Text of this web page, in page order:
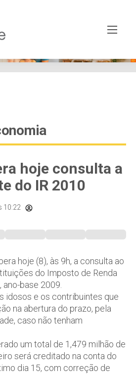
hoje consulta a
do IR 2010
10:22
hoje (8), às 9h, a consulta ao
do Imposto de Renda
base 2009.
idosos e os contribuintes que
na abertura do prazo, pela
caso não tenham
um total de 1,479 milhão de
será creditado na conta do
dia 15, com correção de